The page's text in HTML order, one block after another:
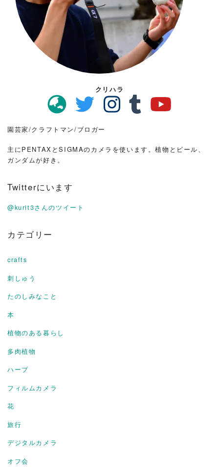
クリハラ
園芸家/クラフトマン/ブロガー
主にPENTAXとSIGMAのカメラを使います。植物とビール、
ガンダムが好き。
Twitterにいます
@kurit3さんのツイート
カテゴリー
crafts
刺しゅう
たのしみなこと
本
植物のある暮らし
多肉植物
ハーブ
フィルムカメラ
花
旅行
デジタルカメラ
オフ会